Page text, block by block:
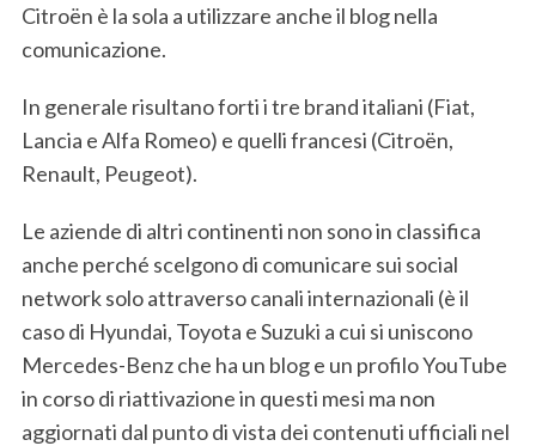
Citroën è la sola a utilizzare anche il blog nella
comunicazione.
In generale risultano forti i tre brand italiani (Fiat,
Lancia e Alfa Romeo) e quelli francesi (Citroën,
Renault, Peugeot).
Le aziende di altri continenti non sono in classifica
anche perché scelgono di comunicare sui social
network solo attraverso canali internazionali (è il
caso di Hyundai, Toyota e Suzuki a cui si uniscono
Mercedes-Benz che ha un blog e un profilo YouTube
in corso di riattivazione in questi mesi ma non
aggiornati dal punto di vista dei contenuti ufficiali nel